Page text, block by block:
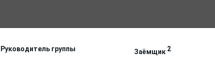
Руководитель группы
Заёмщик 2